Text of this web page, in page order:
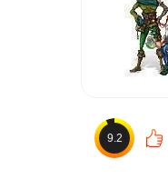
9.2